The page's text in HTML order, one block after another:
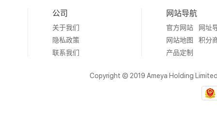
公司
关于我们
隐私政策
联系我们
网站导航
官方网站
网址
网站地图
积分
产品定制
Copyright © 2019 Ameya Holding